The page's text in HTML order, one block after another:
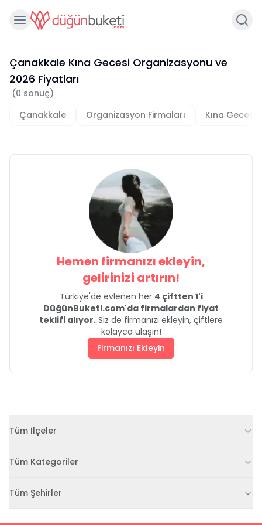
Çanakkale Kına Gecesi Organizasyonu ve
2026 Fiyatları
(0 sonuç)
Çanakkale
Organizasyon Firmaları Kına Gecesi
Hemen firmanızı ekleyin,
gelirinizi artırın!
Türkiye'de evlenen her 4 çiftten 1'i
DüğünBuketi.com'da firmalardan fiyat
teklifi alıyor. Siz de firmanızı ekleyin, çiftlere
kolayca ulaşın!
Firmanızı Ekleyin
Tüm İlçeler
Tüm Kategoriler
Tüm Şehirler